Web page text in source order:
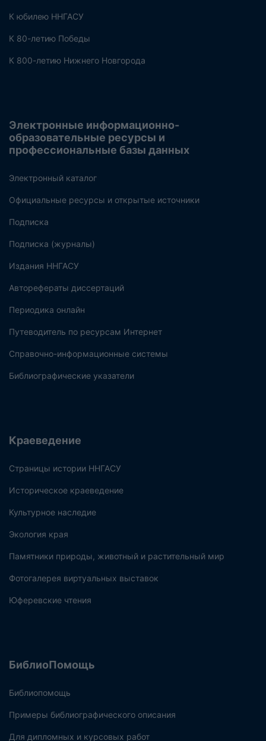
К юбилею ННГАСУ
К 80-летию Победы
К 800-летию Нижнего Новгорода
Электронные информационно-
образовательные ресурсы и
профессиональные базы данных
Электронный каталог
Официальные ресурсы и открытые источники
Подписка
Подписка (журналы)
Издания ННГАСУ
Авторефераты диссертаций
Периодика онлайн
Путеводитель по ресурсам Интернет
Справочно-информационные системы
Библиографические указатели
Краеведение
Страницы истории ННГАСУ
Историческое краеведение
Культурное наследие
Экология края
Памятники природы, животный и растительный мир
Фотогалерея виртуальных выставок
Юферевские чтения
БиблиоПомощь
Библиопомощь
Примеры библиографического описания
Для дипломных и курсовых работ